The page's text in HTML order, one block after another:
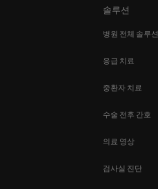
솔루션
병원 전체 솔루션
응급 치료
중환자 치료
수술 전후 간호
의료 영상
검사실 진단